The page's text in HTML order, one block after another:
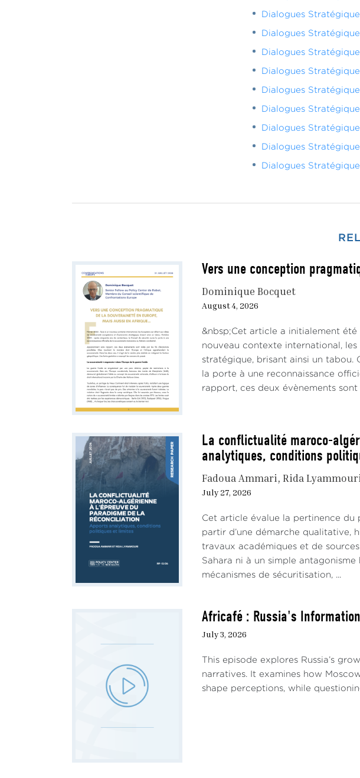
Dialogues
Dialogues
Dialogues
Dialogues
Dialogues
Dialogues
Dialogues
Dialogues
Dialogues
Vers une conception
Dominique Bocquet
August 4, 2026
&nbsp;Cet article a initialement
nouveau contexte international, les
stratégique, brisant ainsi un tabou.
la porte à une reconnaissance
rapport, ces deux évènements sont
La conflictualité maroco-
analytiques, conditions
Fadoua Ammari Rida Lyammouri
July 27, 2026
Cet article évalue la pertinence du
partir d’une démarche qualitative,
travaux académiques et de
Sahara ni à un simple
mécanismes de sécuritisation, ...
Africafé : Russia's
July 3, 2026
This episode explores Russia’s
narratives. It examines how
shape perceptions, while